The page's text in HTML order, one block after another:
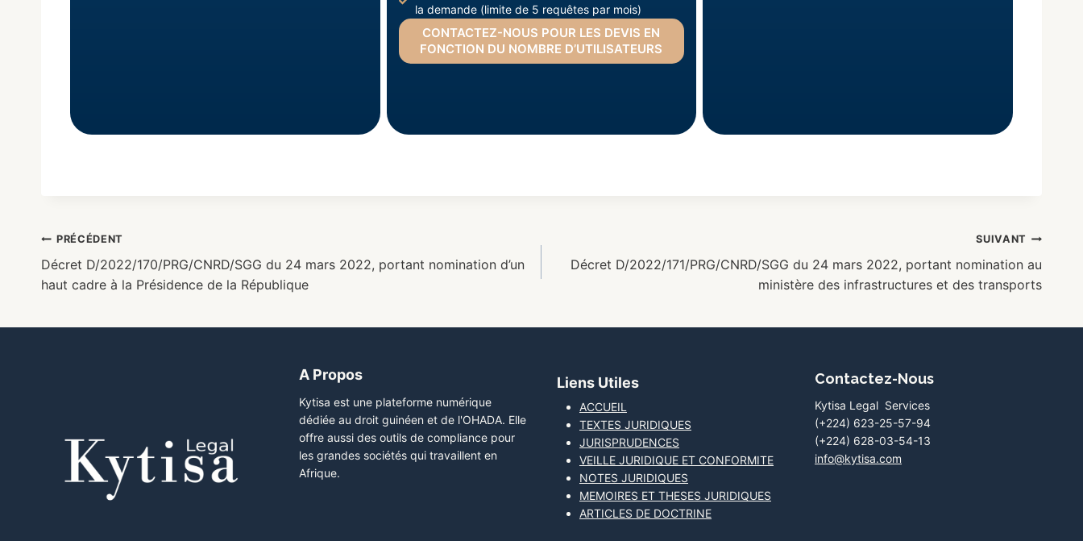
la demande (limite de 5 requêtes par mois)
CONTACTEZ-NOUS POUR LES DEVIS EN
FONCTION DU NOMBRE D’UTILISATEURS
PRÉCÉDENT
Décret D/2022/170/PRG/CNRD/SGG du 24 mars 2022, portant nomination d’un
haut cadre à la Présidence de la République
SUIVANT
Décret D/2022/171/PRG/CNRD/SGG du 24 mars 2022, portant nomination au
ministère des infrastructures et des transports
A Propos
Kytisa est une plateforme numérique
dédiée au droit guinéen et de l'OHADA. Elle
offre aussi des outils de compliance pour
les grandes sociétés qui travaillent en
Afrique.
Liens Utiles
ACCUEIL
TEXTES JURIDIQUES
JURISPRUDENCES
VEILLE JURIDIQUE ET CONFORMITE
NOTES JURIDIQUES
MEMOIRES ET THESES JURIDIQUES
ARTICLES DE DOCTRINE
Contactez-Nous
Kytisa Legal Services
(+224) 623-25-57-94
(+224) 628-03-54-13
info@kytisa.com